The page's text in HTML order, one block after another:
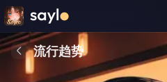
流行趋势